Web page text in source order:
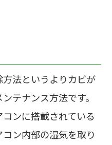
法というよりカビが
テナンス方法です。
ンに搭載されている
ン内部の湿気を取り